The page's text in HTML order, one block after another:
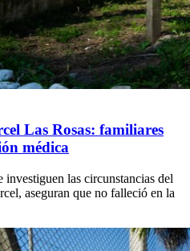
Las Rosas: familiares
médica
las circunstancias del
aseguran que no falleció en la